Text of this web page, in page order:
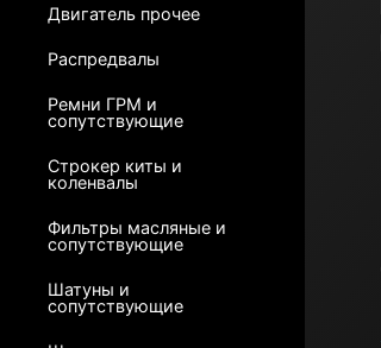
Двигатель прочее
Распредвалы
Ремни ГРМ и
сопутствующие
Строкер киты и
коленвалы
Фильтры масляные и
сопутствующие
Шатуны и
сопутствующие